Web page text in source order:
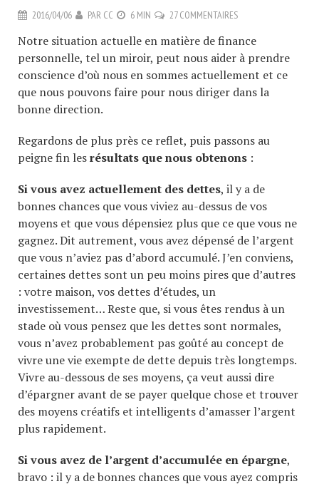
2016/04/06 PAR CC 6 MIN 27 COMMENTAIRES
Notre situation actuelle en matière de finance
personnelle, tel un miroir, peut nous aider à prendre
conscience d’où nous en sommes actuellement et ce
que nous pouvons faire pour nous diriger dans la
bonne direction.
Regardons de plus près ce reflet, puis passons au
peigne fin lesrésultats que nous obtenons :
Si vous avez actuellement des dettes, il y a de
bonnes chances que vous viviez au-dessus de vos
moyens et que vous dépensiez plus que ce que vous ne
gagnez. Dit autrement, vous avez dépensé de l’argent
que vous n’aviez pas d’abord accumulé. J’en conviens,
certaines dettes sont un peu moins pires que d’autres
: votre maison, vos dettes d’études, un
investissement… Reste que, si vous êtes rendus à un
stade où vous pensez que les dettes sont normales,
vous n’avez probablement pas goûté au concept de
vivre une vie exempte de dette depuis très longtemps.
Vivre au-dessous de ses moyens, ça veut aussi dire
d’épargner avant de se payer quelque chose et trouver
des moyens créatifs et intelligents d’amasser l’argent
plus rapidement.
Si vous avez de l’argent d’accumulée en épargne,
bravo : il y a de bonnes chances que vous ayez compris